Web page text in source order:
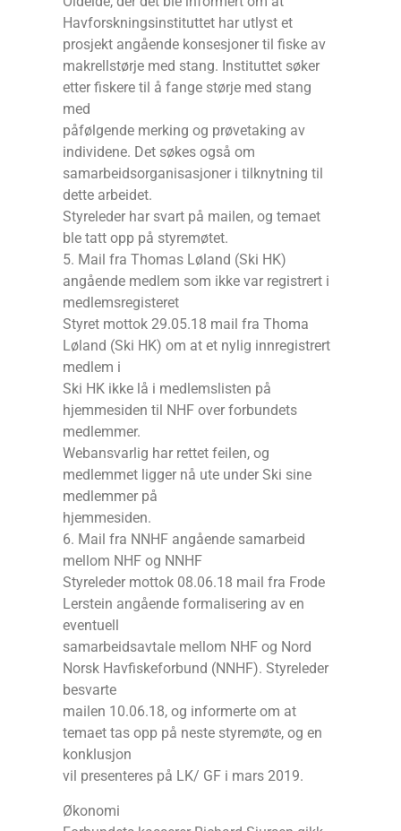
Havforskningsinstituttet har utlyst et
prosjekt angående konsesjoner til fiske av
makrellstørje med stang. Instituttet søker
etter fiskere til å fange størje med stang
med
påfølgende merking og prøvetaking av
individene. Det søkes også om
samarbeidsorganisasjoner i tilknytning til
dette arbeidet.
Styreleder har svart på mailen, og temaet
ble tatt opp på styremøtet.
5. Mail fra Thomas Løland (Ski HK)
angående medlem som ikke var registrert i
medlemsregisteret
Styret mottok 29.05.18 mail fra Thoma
Løland (Ski HK) om at et nylig innregistrert
medlem i
Ski HK ikke lå i medlemslisten på
hjemmesiden til NHF over forbundets
medlemmer.
Webansvarlig har rettet feilen, og
medlemmet ligger nå ute under Ski sine
medlemmer på
hjemmesiden.
6. Mail fra NNHF angående samarbeid
mellom NHF og NNHF
Styreleder mottok 08.06.18 mail fra Frode
Lerstein angående formalisering av en
eventuell
samarbeidsavtale mellom NHF og Nord
Norsk Havfiskeforbund (NNHF). Styreleder
besvarte
mailen 10.06.18, og informerte om at
temaet tas opp på neste styremøte, og en
konklusjon
vil presenteres på LK/ GF i mars 2019.
Økonomi